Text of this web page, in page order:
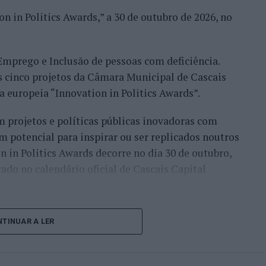
Kitewave, dedicada à navegação em ondas com
equipada com foil permite elevar-se acima da
distintas. A prova Downwind liga a praia
percurso, destina-se às categorias Kiteboard e
frente às piscinas municipais de Esposende, e
Kiteboard.
para a noite de sábado.
in Politics Awards,” a 30 de outubro de 2026, no
e Inclusão de pessoas com deficiência.
cinco projetos da Câmara Municipal de Cascais
“Innovation in Politics Awards”.
projetos e políticas públicas inovadoras com
potencial para inspirar ou ser replicados noutros
in Politics Awards decorre no dia 30 de outubro,
no calendário oficial de Cascais Capital
entre mais de 300 candidaturas
A LER